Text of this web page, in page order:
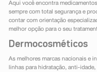
Aqui você encontra
sempre com total segurança e
contar com orientação
melhor opção para o seu
Dermocosméticos
As melhores marcas nacionais e
linhas para hidratação, anti-idade,